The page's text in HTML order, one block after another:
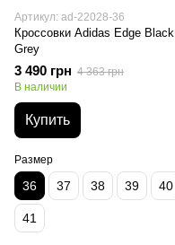
Артикул: ad-22028-36
Кроссовки Adidas Edge Black
Grey
3 490 грн 4 363 грн
В наличии
Купить
Размер
36 37 38 39 40
41